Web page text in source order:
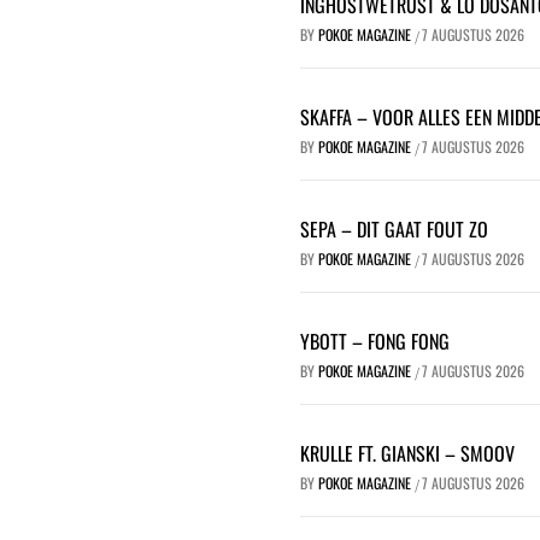
BYPOKOE MAGAZINE /7 AUGUSTUS 2026
SKAFFA – VOOR ALLES EEN
BYPOKOE MAGAZINE /7 AUGUSTUS 2026
SEPA – DIT GAAT FOUT ZO
BYPOKOE MAGAZINE /7 AUGUSTUS 2026
YBOTT – FONG FONG
BYPOKOE MAGAZINE /7 AUGUSTUS 2026
KRULLE FT. GIANSKI – SMOOV
BYPOKOE MAGAZINE /7 AUGUSTUS 2026